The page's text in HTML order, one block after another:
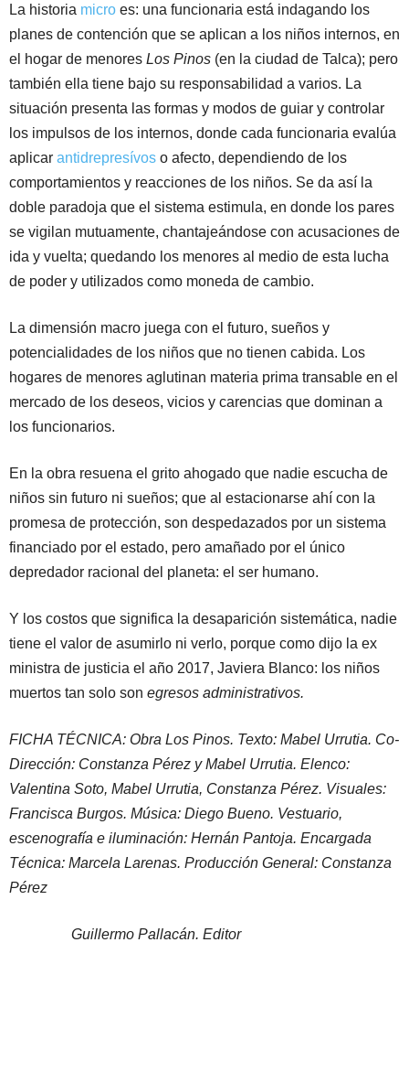
La historia micro es: una funcionaria está indagando los
planes de contención que se aplican a los niños internos, en
el hogar de menores Los Pinos (en la ciudad de Talca); pero
también ella tiene bajo su responsabilidad a varios. La
situación presenta las formas y modos de guiar y controlar
los impulsos de los internos, donde cada funcionaria evalúa
aplicar antidrepresívos o afecto, dependiendo de los
comportamientos y reacciones de los niños. Se da así la
doble paradoja que el sistema estimula, en donde los pares
se vigilan mutuamente, chantajeándose con acusaciones de
ida y vuelta; quedando los menores al medio de esta lucha
de poder y utilizados como moneda de cambio.
La dimensión macro juega con el futuro, sueños y
potencialidades de los niños que no tienen cabida. Los
hogares de menores aglutinan materia prima transable en el
mercado de los deseos, vicios y carencias que dominan a
los funcionarios.
En la obra resuena el grito ahogado que nadie escucha de
niños sin futuro ni sueños; que al estacionarse ahí con la
promesa de protección, son despedazados por un sistema
financiado por el estado, pero amañado por el único
depredador racional del planeta: el ser humano.
Y los costos que significa la desaparición sistemática, nadie
tiene el valor de asumirlo ni verlo, porque como dijo la ex
ministra de justicia el año 2017, Javiera Blanco: los niños
muertos tan solo son egresos administrativos.
FICHA TÉCNICA: Obra Los Pinos. Texto: Mabel Urrutia. Co-
Dirección: Constanza Pérez y Mabel Urrutia. Elenco:
Valentina Soto, Mabel Urrutia, Constanza Pérez. Visuales:
Francisca Burgos. Música: Diego Bueno. Vestuario,
escenografía e iluminación: Hernán Pantoja. Encargada
Técnica: Marcela Larenas. Producción General: Constanza
Pérez
Guillermo Pallacán. Editor